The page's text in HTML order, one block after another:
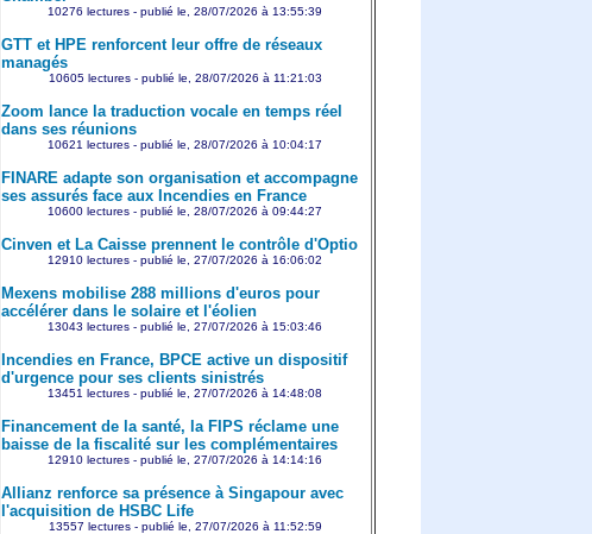
10276 lectures - publié le, 28/07/2026 à 13:55:39
GTT et HPE renforcent leur offre de réseaux
managés
10605 lectures - publié le, 28/07/2026 à 11:21:03
Zoom lance la traduction vocale en temps réel
dans ses réunions
10621 lectures - publié le, 28/07/2026 à 10:04:17
FINARE adapte son organisation et accompagne
ses assurés face aux Incendies en France
10600 lectures - publié le, 28/07/2026 à 09:44:27
Cinven et La Caisse prennent le contrôle d'Optio
12910 lectures - publié le, 27/07/2026 à 16:06:02
Mexens mobilise 288 millions d'euros pour
accélérer dans le solaire et l'éolien
13043 lectures - publié le, 27/07/2026 à 15:03:46
Incendies en France, BPCE active un dispositif
d'urgence pour ses clients sinistrés
13451 lectures - publié le, 27/07/2026 à 14:48:08
Financement de la santé, la FIPS réclame une
baisse de la fiscalité sur les complémentaires
12910 lectures - publié le, 27/07/2026 à 14:14:16
Allianz renforce sa présence à Singapour avec
l'acquisition de HSBC Life
13557 lectures - publié le, 27/07/2026 à 11:52:59